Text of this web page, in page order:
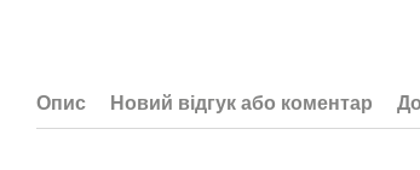
Опис Новий відгук або коментар